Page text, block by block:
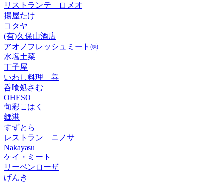
リストランテ ロメオ
揚屋たけ
ヨタヤ
(有)久保山酒店
アオノフレッシュミート㈱
水塩土菜
丁子屋
いわし料理 善
呑喰処さむ
OHESO
旬彩こはく
郷港
すずとら
レストラン ニノサ
Nakayasu
ケイ・ミート
リーベンローザ
げんき